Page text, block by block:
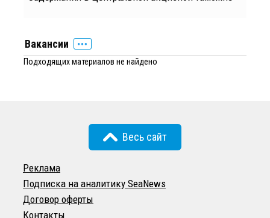
Вакансии
Подходящих материалов не найдено
Весь сайт
Реклама
Подписка на аналитику SeaNews
Договор оферты
Контакты